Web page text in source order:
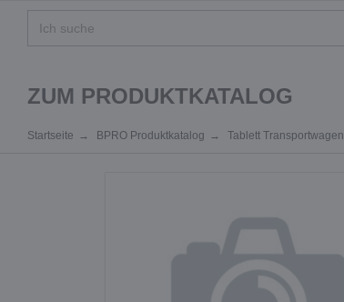
ZUM PRODUKTKATALOG
Startseite BPRO Produktkatalog Tablett Transportwagen